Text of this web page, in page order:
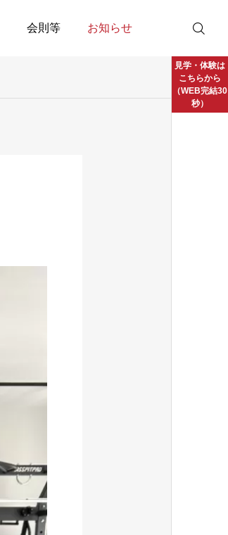
会則等 お知らせ
見学・体験は
こちらから
（WEB完結30
秒）